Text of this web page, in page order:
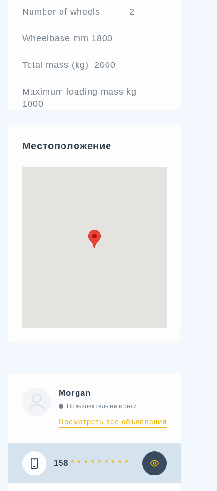
Number of wheels 2
Wheelbase mm 1800
Total mass (kg) 2000
Maximum loading mass kg
1000
Местоположение
Morgan
Пользователь не в сети
Посмотреть все объявления
158 * * * * * * * * *